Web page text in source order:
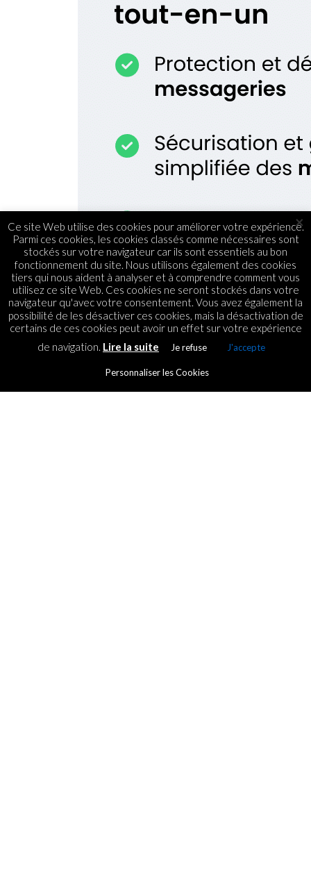
Ce site Web utilise des cookies pour améliorer votre expérience.
Parmi ces cookies, les cookies classés comme nécessaires sont
stockés sur votre navigateur car ils sont essentiels au bon
fonctionnement du site. Nous utilisons également des cookies
tiers qui nous aident à analyser et à comprendre comment vous
utilisez ce site Web. Ces cookies ne seront stockés dans votre
navigateur qu'avec votre consentement. Vous avez également la
possibilité de les désactiver ces cookies, mais la désactivation de
certains de ces cookies peut avoir un effet sur votre expérience
de navigation. Lire la suite Je refuse J'accepte
Personnaliser les Cookies
×